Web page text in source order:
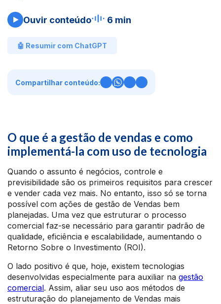
Ouvir conteúdo 6 min
🤖 Resumir com ChatGPT
Compartilhar conteúdo:
O que é a gestão de vendas e como
implementá-la com uso de tecnologia
Quando o assunto é negócios, controle e
previsibilidade são os primeiros requisitos para crescer
e vender cada vez mais. No entanto, isso só se torna
possível com ações de gestão de Vendas bem
planejadas. Uma vez que estruturar o processo
comercial faz-se necessário para garantir padrão de
qualidade, eficiência e escalabilidade, aumentando o
Retorno Sobre o Investimento (ROI).
O lado positivo é que, hoje, existem tecnologias
desenvolvidas especialmente para auxiliar na gestão
comercial. Assim, aliar seu uso aos métodos de
estruturação do planejamento de Vendas mais